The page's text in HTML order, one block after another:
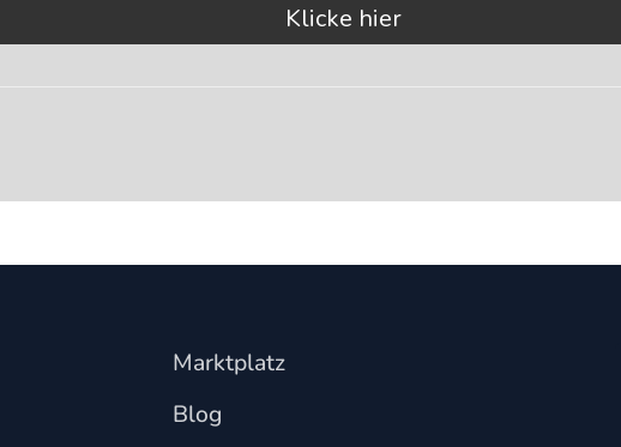
Klicke hier
Marktplatz
Blog